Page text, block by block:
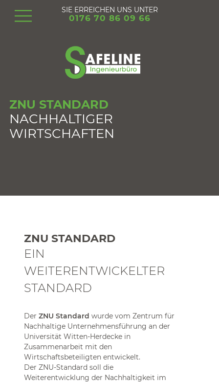
SIE ERREICHEN UNS UNTER
0176 70 86 09 66
ZNU STANDARD
NACHHALTIGER
WIRTSCHAFTEN
ZNU STANDARD
EIN
WEITERENTWICKELTER
STANDARD
Der ZNU Standard wurde vom Zentrum für
Nachhaltige Unternehmensführung an der
Universität Witten-Herdecke in
Zusammenarbeit mit den
Wirtschaftsbeteiligten entwickelt.
Der ZNU-Standard soll die
Weiterentwicklung der Nachhaltigkeit im